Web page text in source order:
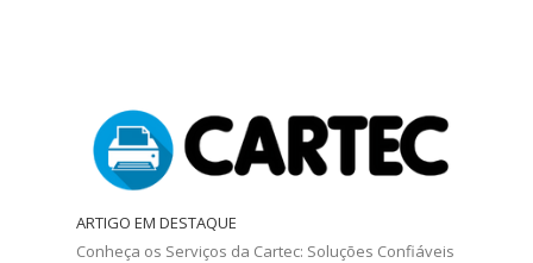
ARTIGO EM DESTAQUE
Conheça os Serviços da Cartec: Soluções Confiáveis